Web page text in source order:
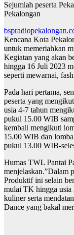
Sejumlah peserta
Pekalongan
Kencana Kota
untuk memeriahkan
Kegiatan yang akan
hingga 16 Juli 2023
seperti mewarnai,
Pada hari pertama,
peserta yang
usia 4-7 tahun
pukul 15.00 WIB
kembali mengikuti
15.00 WIB dan
pukul 13.00 WIB-
Humas TWL Pantai
menjelaskan.”Dalam
Produktif ini selain
mulai TK hingga usia
kuliner serta
Dance yang bakal